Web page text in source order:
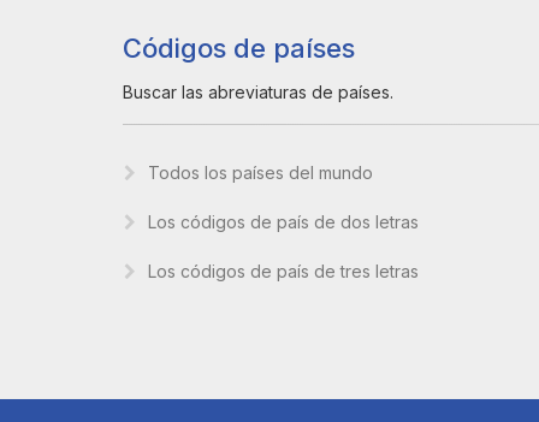
Códigos de países
Buscar las abreviaturas de países.
Todos los países del mundo
Los códigos de país de dos letras
Los códigos de país de tres letras